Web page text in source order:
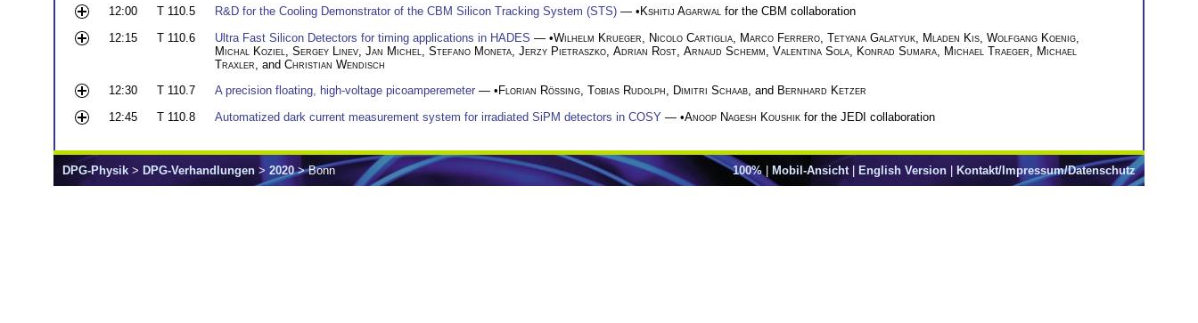
12:00
T 110.5 R&D for the Cooling Demonstrator of the CBM Silicon Tracking System (STS) — • Kshitij Agarwal for the CBM collaboration
12:15
T 110.6 Ultra Fast Silicon Detectors for timing applications in HADES — •Wilhelm Krueger, Nicolo Cartiglia, Marco Ferrero, Tetyana Galatyuk, Mladen Kis, Wolfgang Koenig,
Michal Koziel, Sergey Linev, Jan Michel, Stefano Moneta, Jerzy Pietraszko, Adrian Rost, Arnaud Schemm, Valentina Sola, Konrad Sumara, Michael Traeger, Michael
Traxler, and Christian Wendisch
12:30
T 110.7 A precision floating, high-voltage picoamperemeter — • Florian Rössing, Tobias Rudolph, Dimitri Schaab, and Bernhard Ketzer
12:45
T 110.8 Automatized dark current measurement system for irradiated SiPM detectors in COSY — •Anoop Nagesh Koushik for the JEDI collaboration
100%| Mobil-Ansicht| English Version Kontakt/Impressum/Datenschutz
DPG-Physik > DPG-Verhandlungen > 2020> Bonn